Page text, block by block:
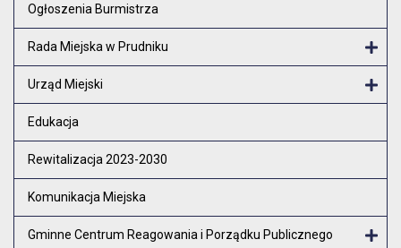
Ogłoszenia Burmistrza
Rada Miejska w Prudniku
Urząd Miejski
Edukacja
Rewitalizacja 2023-2030
Komunikacja Miejska
Gminne Centrum Reagowania i Porządku Publicznego